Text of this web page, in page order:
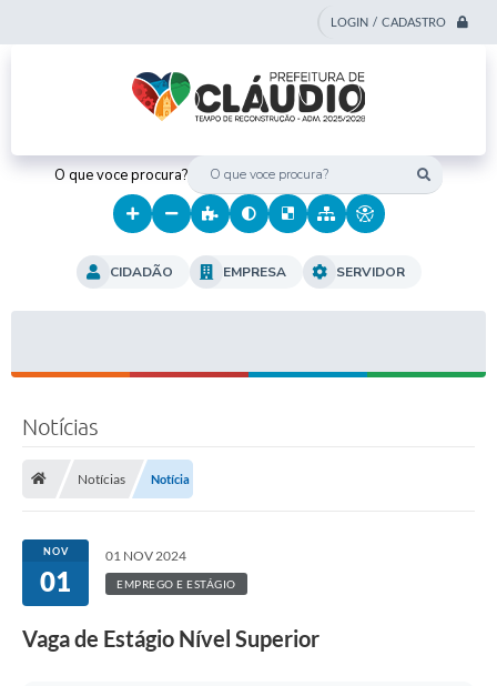
LOGIN / CADASTRO
O que voce procura?
CIDADÃO EMPRESA SERVIDOR
Notícias
Notícias Notícia
NOV
01
01 NOV 2024
EMPREGO E ESTÁGIO
Vaga de Estágio Nível Superior